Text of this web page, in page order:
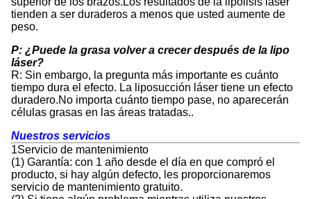
tienden a ser duraderos a menos que usted aumente de
peso.
P: ¿Puede la grasa volver a crecer después de la lipo
láser?
R: Sin embargo, la pregunta más importante es cuánto
tiempo dura el efecto. La liposucción láser tiene un efecto
duradero.No importa cuánto tiempo pase, no aparecerán
células grasas en las áreas tratadas..
Nuestros servicios
1Servicio de mantenimiento
(1) Garantía: con 1 año desde el día en que compró el
producto, si hay algún defecto, les proporcionaremos
servicio de mantenimiento gratuito.